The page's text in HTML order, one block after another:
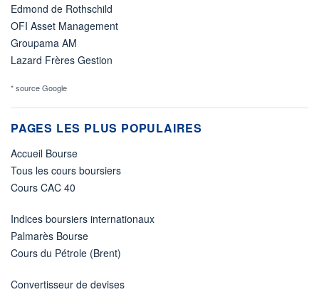
Edmond de Rothschild
OFI Asset Management
Groupama AM
Lazard Frères Gestion
* source Google
PAGES LES PLUS POPULAIRES
Accueil Bourse
Tous les cours boursiers
Cours CAC 40
Indices boursiers internationaux
Palmarès Bourse
Cours du Pétrole (Brent)
Convertisseur de devises